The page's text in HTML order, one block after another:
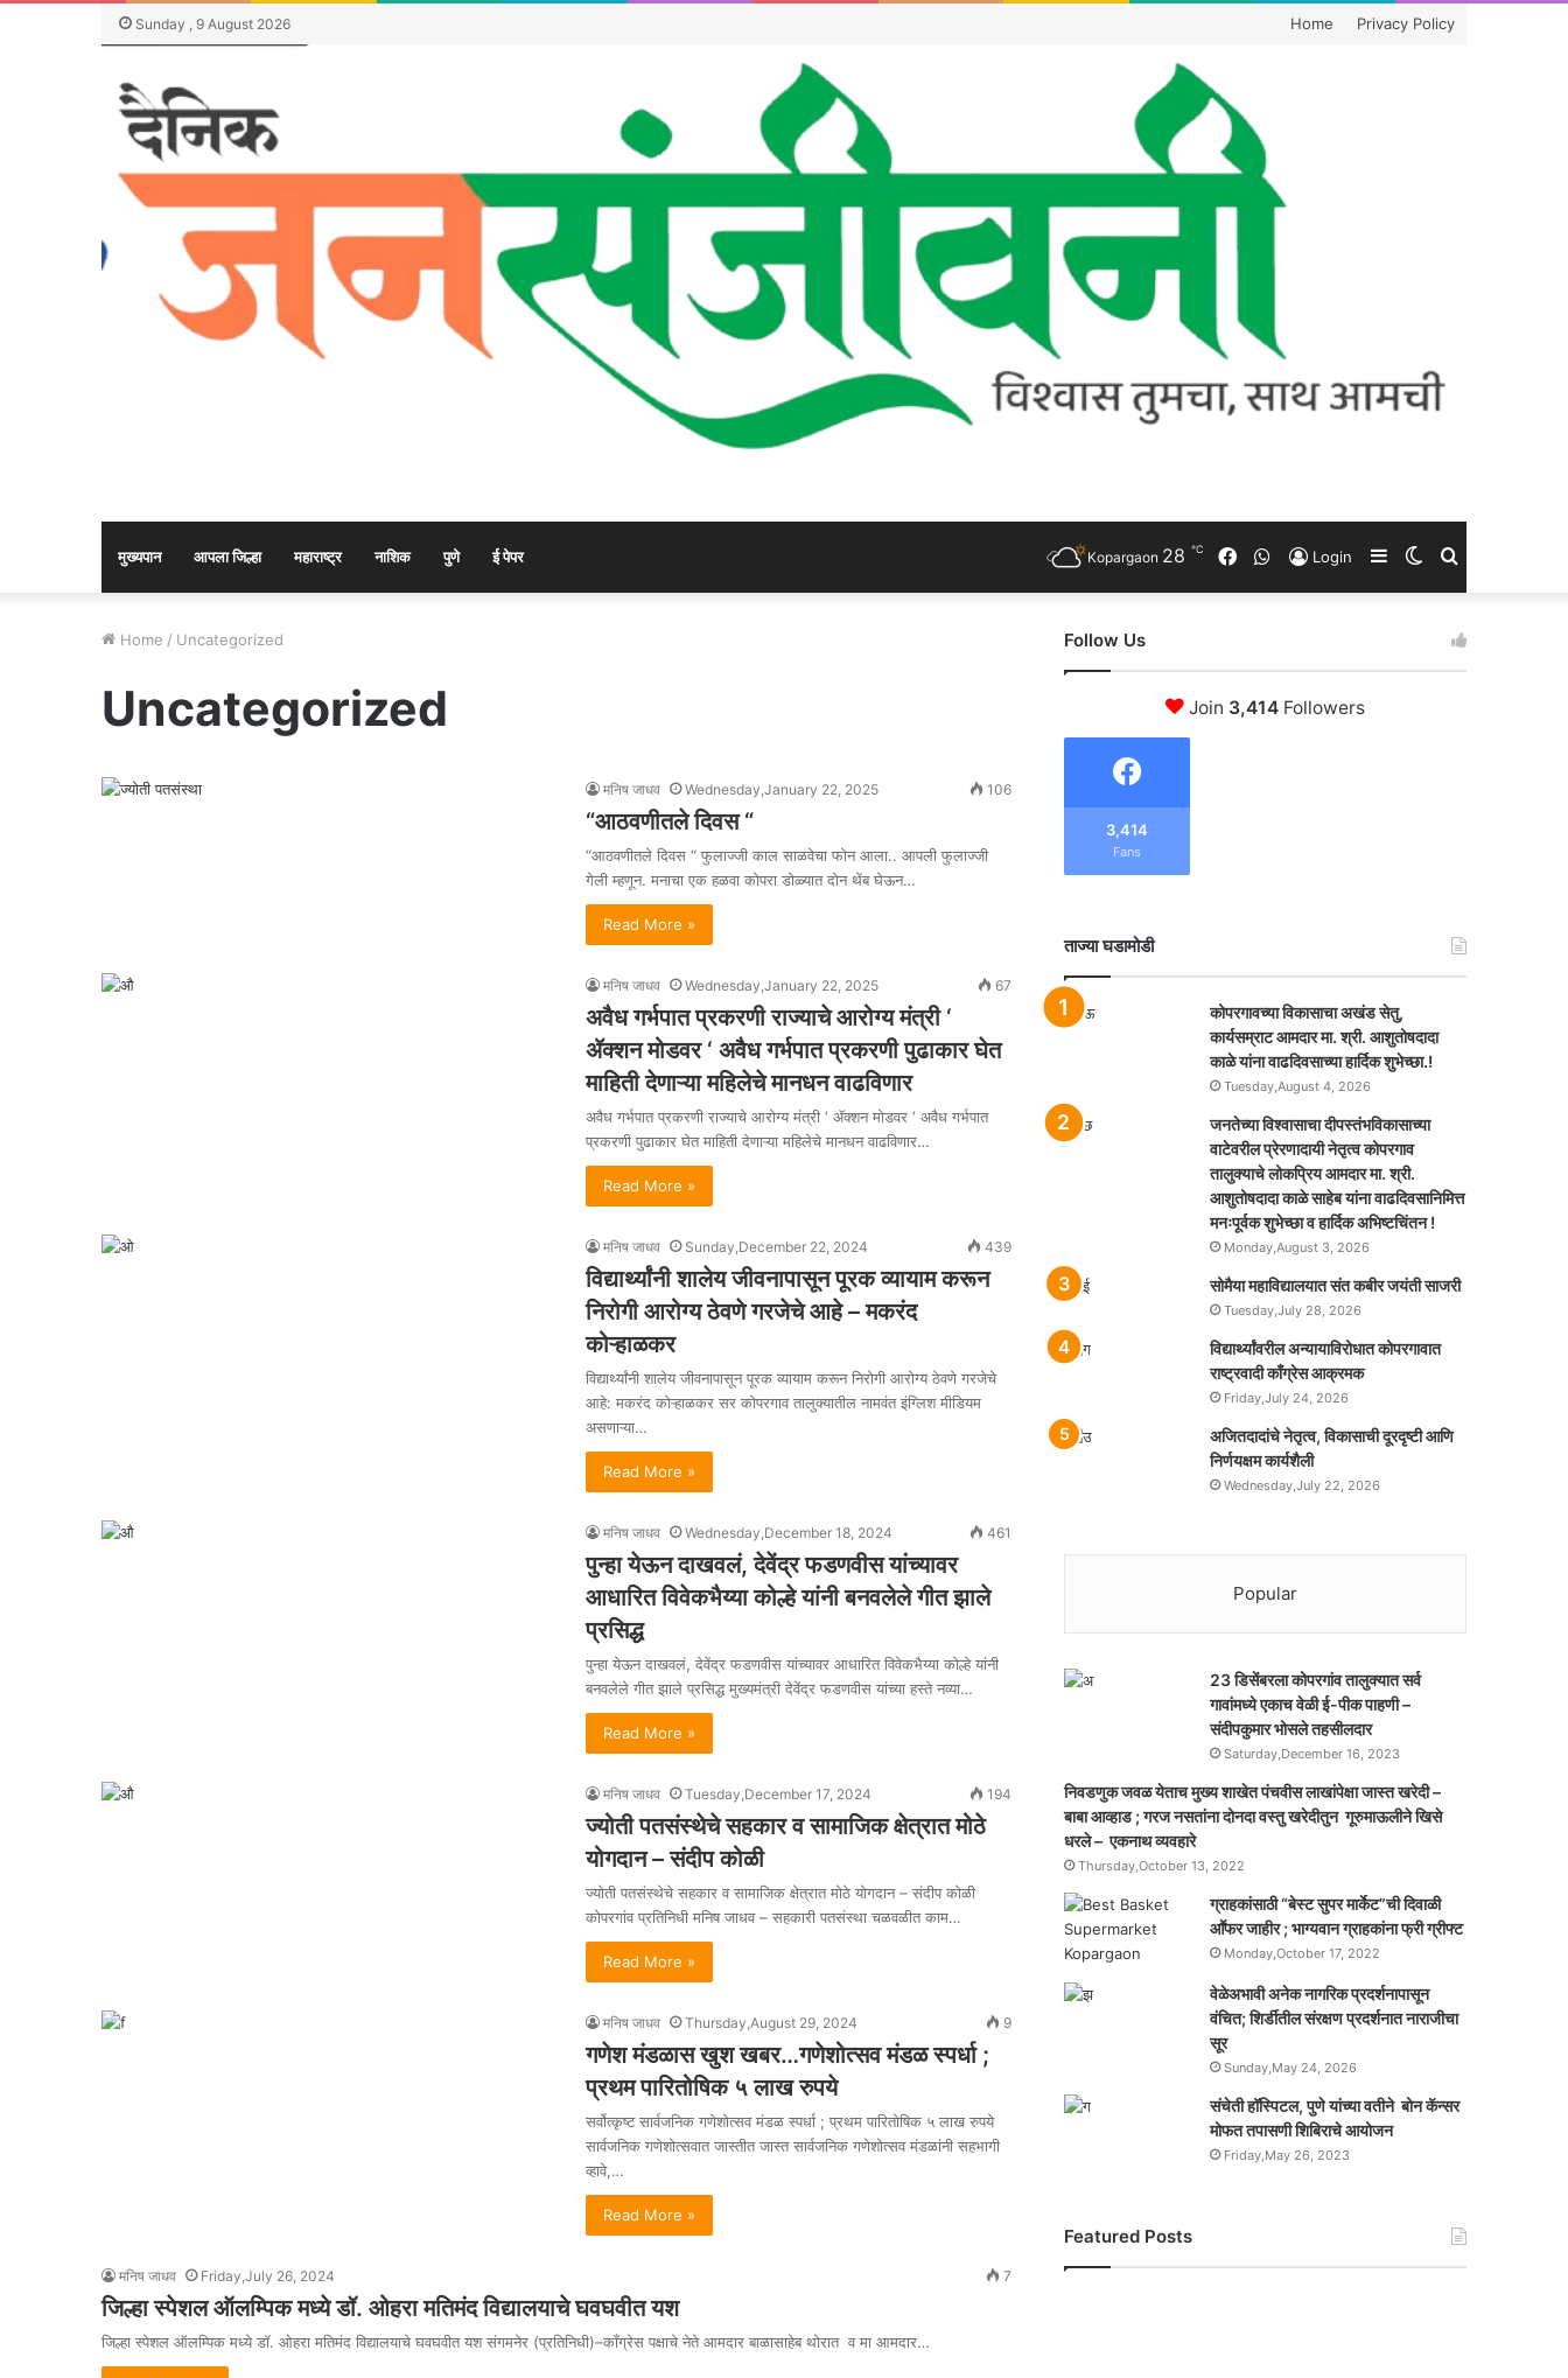
Sunday , 9 August 2026 Home Privacy Policy
मुख्यपान आपला जिल्हा महाराष्ट्र नाशिक पुणे ई पेपर Search
for
Switch
Sidebar
Login
WhatsApp
Facebook
Kopargaon 28 ℃
Home / Uncategorized
Uncategorized
मनिष जाधव Wednesday,January 22, 2025 106
“आठवणीतले दिवस “
“आठवणीतले दिवस “ फुलाज्जी काल साळवेचा फोन आला.. आपली फुलाज्जी
गेली म्हणून. मनाचा एक हळवा कोपरा डोळ्यात दोन थेंब घेऊन…
Read More »
मनिष जाधव Wednesday,January 22, 2025 67
अवैध गर्भपात प्रकरणी राज्याचे आरोग्य मंत्री ‘
ॲक्शन मोडवर ‘ अवैध गर्भपात प्रकरणी पुढाकार घेत
माहिती देणाऱ्या महिलेचे मानधन वाढविणार
अवैध गर्भपात प्रकरणी राज्याचे आरोग्य मंत्री ‘ ॲक्शन मोडवर ‘ अवैध गर्भपात
प्रकरणी पुढाकार घेत माहिती देणाऱ्या महिलेचे मानधन वाढविणार…
Read More »
मनिष जाधव Sunday,December 22, 2024 439
विद्यार्थ्यांनी शालेय जीवनापासून पूरक व्यायाम करून
निरोगी आरोग्य ठेवणे गरजेचे आहे – मकरंद
कोऱ्हाळकर
विद्यार्थ्यांनी शालेय जीवनापासून पूरक व्यायाम करून निरोगी आरोग्य ठेवणे गरजेचे
आहे: मकरंद कोऱ्हाळकर सर कोपरगाव तालुक्यातील नामवंत इंग्लिश मीडियम
असणाऱ्या…
Read More »
मनिष जाधव Wednesday,December 18, 2024 461
पुन्हा येऊन दाखवलं, देवेंद्र फडणवीस यांच्यावर
आधारित विवेकभैय्या कोल्हे यांनी बनवलेले गीत झाले
प्रसिद्ध
पुन्हा येऊन दाखवलं, देवेंद्र फडणवीस यांच्यावर आधारित विवेकभैय्या कोल्हे यांनी
बनवलेले गीत झाले प्रसिद्ध मुख्यमंत्री देवेंद्र फडणवीस यांच्या हस्ते नव्या…
Read More »
मनिष जाधव Tuesday,December 17, 2024 194
ज्योती पतसंस्थेचे सहकार व सामाजिक क्षेत्रात मोठे
योगदान – संदीप कोळी
ज्योती पतसंस्थेचे सहकार व सामाजिक क्षेत्रात मोठे योगदान – संदीप कोळी
कोपरगांव प्रतिनिधी मनिष जाधव – सहकारी पतसंस्था चळवळीत काम…
Read More »
मनिष जाधव Thursday,August 29, 2024 9
गणेश मंडळास खुश खबर…गणेशोत्सव मंडळ स्पर्धा ;
प्रथम पारितोषिक ५ लाख रुपये
सर्वोत्कृष्ट सार्वजनिक गणेशोत्सव मंडळ स्पर्धा ; प्रथम पारितोषिक ५ लाख रुपये
सार्वजनिक गणेशोत्सवात जास्तीत जास्त सार्वजनिक गणेशोत्सव मंडळांनी सहभागी
व्हावे,…
Read More »
मनिष जाधव Friday,July 26, 2024 7
जिल्हा स्पेशल ऑलम्पिक मध्ये डॉ. ओहरा मतिमंद विद्यालयाचे घवघवीत यश
जिल्हा स्पेशल ऑलम्पिक मध्ये डॉ. ओहरा मतिमंद विद्यालयाचे घवघवीत यश संगमनेर (प्रतिनिधी)–काँग्रेस पक्षाचे नेते आमदार बाळासाहेब थोरात व मा आमदार…
Follow Us
Join 3,414 Followers
3,414
Fans
ताज्या घडामोडी
कोपरगावच्या विकासाचा अखंड सेतु,
कार्यसम्राट आमदार मा. श्री. आशुतोषदादा
काळे यांना वाढदिवसाच्या हार्दिक शुभेच्छा.!
Tuesday,August 4, 2026
जनतेच्या विश्वासाचा दीपस्तंभविकासाच्या
वाटेवरील प्रेरणादायी नेतृत्व कोपरगाव
तालुक्याचे लोकप्रिय आमदार मा. श्री.
आशुतोषदादा काळे साहेब यांना वाढदिवसानिमित्त
मनःपूर्वक शुभेच्छा व हार्दिक अभिष्टचिंतन !
Monday,August 3, 2026
सोमैया महाविद्यालयात संत कबीर जयंती साजरी
Tuesday,July 28, 2026
विद्यार्थ्यांवरील अन्यायाविरोधात कोपरगावात
राष्ट्रवादी काँग्रेस आक्रमक
Friday,July 24, 2026
अजितदादांचे नेतृत्व, विकासाची दूरदृष्टी आणि
निर्णयक्षम कार्यशैली
Wednesday,July 22, 2026
Popular
23 डिसेंबरला कोपरगांव तालुक्‍यात सर्व
गावांमध्ये एकाच वेळी ई-पीक पाहणी –
संदीपकुमार भोसले तहसीलदार
Saturday,December 16, 2023
निवडणुक जवळ येताच मुख्य शाखेत पंचवीस लाखांपेक्षा जास्त खरेदी –
बाबा आव्हाड ; गरज नसतांना दोनदा वस्तु खरेदीतुन गूरुमाऊलीने खिसे
धरले – एकनाथ व्यवहारे
Thursday,October 13, 2022
ग्राहकांसाठी “बेस्ट सुपर मार्केट”ची दिवाळी
आॕफर जाहीर ; भाग्यवान ग्राहकांना फ्री ग्रीफ्ट
Monday,October 17, 2022
वेळेअभावी अनेक नागरिक प्रदर्शनापासून
वंचित; शिर्डीतील संरक्षण प्रदर्शनात नाराजीचा
सूर
Sunday,May 24, 2026
संचेती हॉस्पिटल, पुणे यांच्या वतीने बोन कॅन्सर
मोफत तपासणी शिबिराचे आयोजन
Friday,May 26, 2023
Featured Posts